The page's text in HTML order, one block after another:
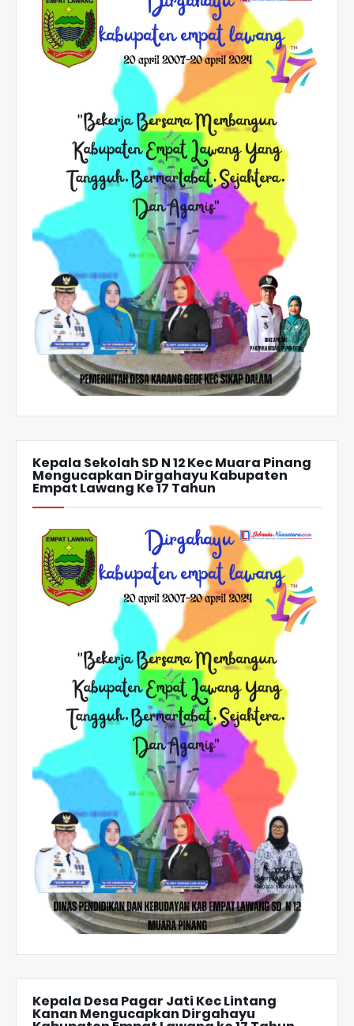
Kepala Sekolah SD N 12 Kec Muara Pinang
Mengucapkan Dirgahayu Kabupaten
Empat Lawang Ke 17 Tahun
Kepala Desa Pagar Jati Kec Lintang
Kanan Mengucapkan Dirgahayu